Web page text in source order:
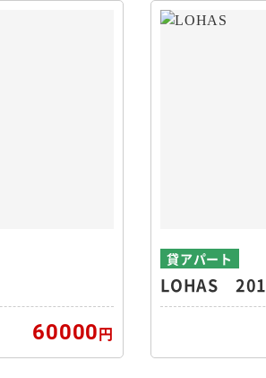
60000円
貸アパート
LOHAS 201